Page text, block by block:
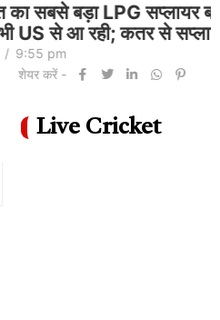
LPG सप्लायर बना:सबसे
कतर से सप्लाई 91% घटी
Live Cricket